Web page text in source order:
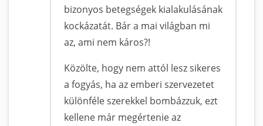
bizonyos betegségek kialakulásának
kockázatát. Bár a mai világban mi
az, ami nem káros?!
Közölte, hogy nem attól lesz sikeres
a fogyás, ha az emberi szervezetet
különféle szerekkel bombázzuk, ezt
kellene már megértenie az